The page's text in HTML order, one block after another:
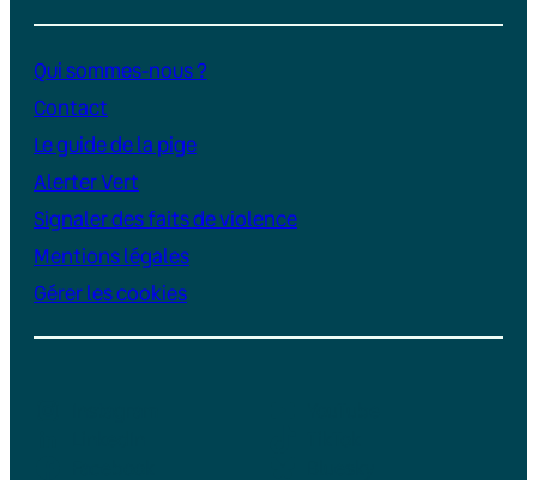
Qui sommes-nous ?
Contact
Le guide de la pige
Alerter Vert
Signaler des faits de violence
Mentions légales
Gérer les cookies